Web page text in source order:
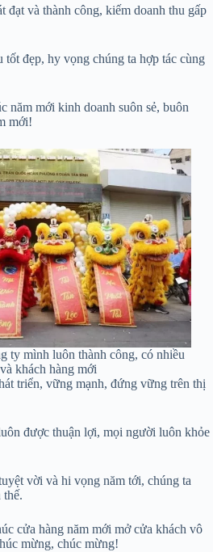
đạt và thành công, kiếm doanh thu gấp
đẹp, hy vọng chúng ta hợp tác cùng
năm mới kinh doanh suôn sẻ, buôn
mới!
ty mình luôn thành công, có nhiều
khách hàng mới
triển, vững mạnh, đứng vững trên thị
được thuận lợi, mọi người luôn khỏe
vời và hi vọng năm tới, chúng ta
thế.
cửa hàng năm mới mở cửa khách vô
mừng, chúc mừng!